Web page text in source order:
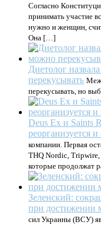
Согласно
принимать участие
нужно и женщин,
Она […]
Диетолог
перекусывать
перекусывать, но
Deus Ex и Saints
реорганизуется и
компании. Первая
THQ Nordic, Tripwire,
которые продолжат
Зеленский:
при достижении
сил Украины (ВСУ)